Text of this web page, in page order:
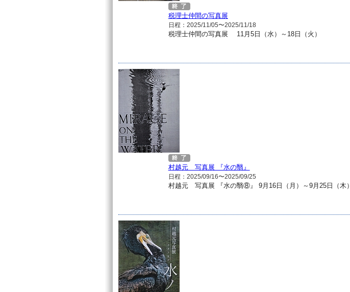
税理士仲間の写真展
日程：2025/11/05〜2025/11/18
税理士仲間の写真展 11月5日（水）～18日（火）
村越元 写真展 『水の翳』
日程：2025/09/16〜2025/09/25
村越元 写真展 『水の翳⑧』 9月16日（月）～9月25日（木）